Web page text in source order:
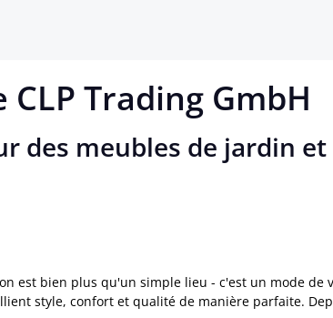
Trading GmbH
des meubles de jardin
est bien plus qu'un simple lieu - c'est un mode
style, confort et qualité de manière parfaite.